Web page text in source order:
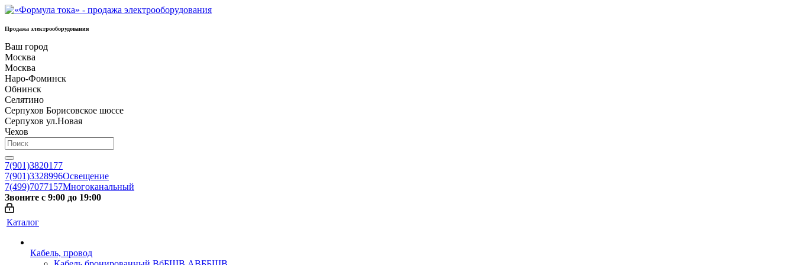
Продажа электрооборудования
Ваш город
Москва
Москва
Наро-Фоминск
Обнинск
Селятино
Серпухов Борисовское шоссе
Серпухов ул.Новая
Чехов
7(901)3820177
7(901)3328996Освещение
7(499)7077157Многоканальный
Звоните с 9:00 до 19:00
Каталог
Кабель, провод